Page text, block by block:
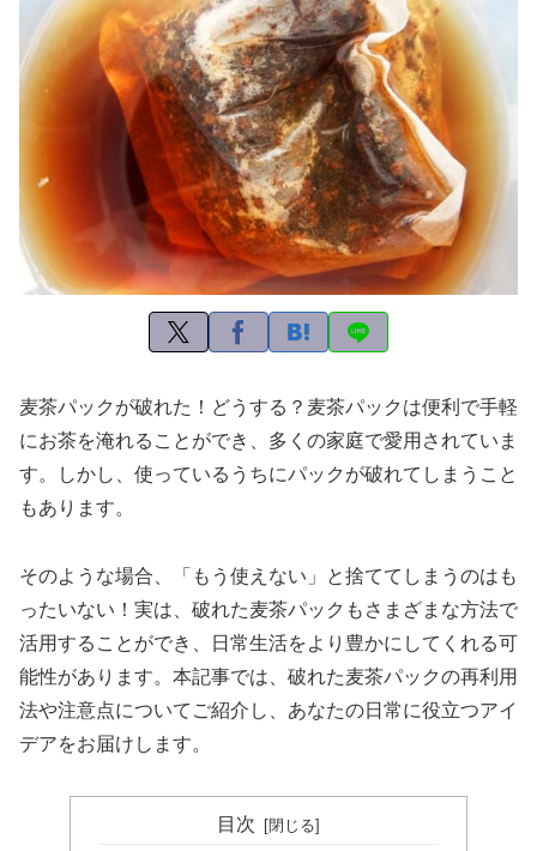
麦茶パックが破れた！どうする？麦茶パックは便利で手軽
にお茶を淹れることができ、多くの家庭で愛用されていま
す。しかし、使っているうちにパックが破れてしまうこと
もあります。
そのような場合、「もう使えない」と捨ててしまうのはも
ったいない！実は、破れた麦茶パックもさまざまな方法で
活用することができ、日常生活をより豊かにしてくれる可
能性があります。本記事では、破れた麦茶パックの再利用
法や注意点についてご紹介し、あなたの日常に役立つアイ
デアをお届けします。
目次